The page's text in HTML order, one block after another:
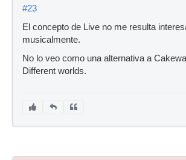
#23
El concepto de Live no me resulta
musicalmente.
No lo veo como una alternativa a
Different worlds.